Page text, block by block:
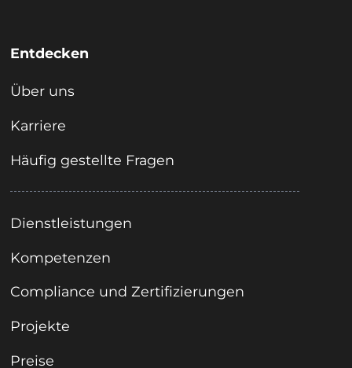
Entdecken
Über uns
Karriere
Häufig gestellte Fragen
Dienstleistungen
Kompetenzen
Compliance und Zertifizierungen
Projekte
Preise